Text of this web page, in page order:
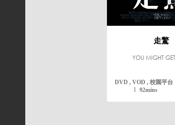
走驚
YOU MIGHT
DVD , VOD , 校園平台
92mins